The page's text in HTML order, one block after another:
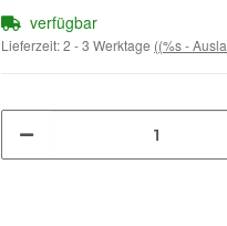
verfügbar
Lieferzeit:2 - 3 Werktage ((%s -